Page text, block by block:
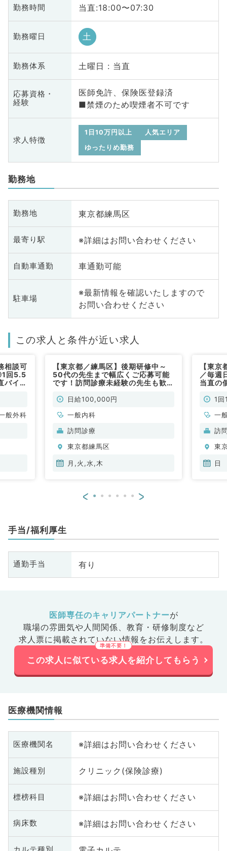
勤務時間 当直:18:00〜07:30
勤務曜日 土
勤務体系 土曜日 : 当直
応募資格・
経験
医師免許、保険医登録済
■禁煙のため喫煙者不可です
求人特徴
1日10万円以上
人気エリア
ゆったりめ勤務
勤務地
勤務地 東京都練馬区
最寄り駅 ※詳細はお問い合わせください
自動車通勤 車通勤可能
駐車場
※最新情報を確認いたしますので
お問い合わせください
この求人と条件が近い求人
相談可
回5.5
バイト
般外科
【東京都／練馬区】後期研修中～
50代の先生まで幅広くご応募可能
です！訪問診療未経験の先生も歓
のうち1曜日～勤務可能（一般内科
日給100,000円
一般内科
訪問診療
東京都練馬区
月,火,水,木
【東
／毎週
当直の
OK◎
1
一
訪
東
日
< >
手当/福利厚生
通勤手当 有り
医師専任のキャリアパートナーが
職場の雰囲気や人間関係、 教育・研修制度など
求人票に掲載されていない情報をお伝えします。
この求人に似ている求人を紹介してもらう
医療機関情報
医療機関名 ※詳細はお問い合わせください
施設種別 クリニック(保険診療)
標榜科目 ※詳細はお問い合わせください
病床数 ※詳細はお問い合わせください